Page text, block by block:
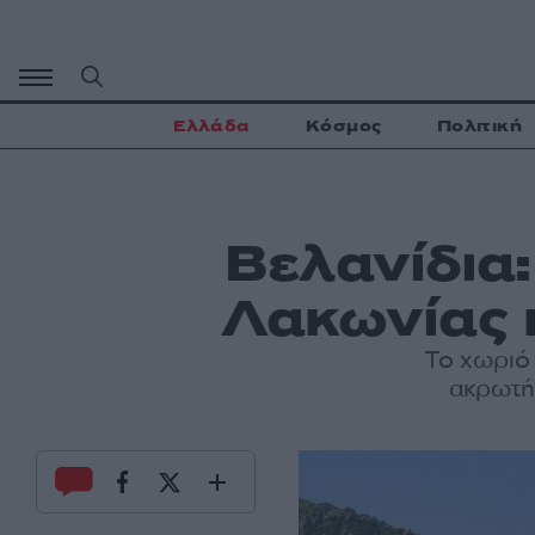
περιεχόμενο
Ελλάδα Κόσμος Πολιτική
Λακωνίας
Το χωριό